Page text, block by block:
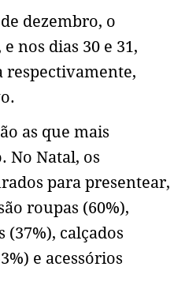
dezembro, o
nos dias 30 e 31,
respectivamente,
as que mais
No Natal, os
para presentear,
roupas (60%),
calçados
e acessórios